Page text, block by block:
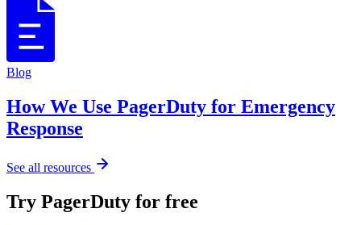
Blog
How We Use PagerDuty for Emergency
Response
See all resources
Try PagerDuty for free